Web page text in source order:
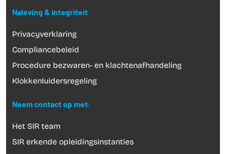
Naleving & integriteit
Privacyverklaring
Compliancebeleid
Procedure bezwaren- en klachtenafhandeling
Klokkenluidersregeling
Neem contact op met:
Het SIR team
SIR erkende opleidingsinstanties